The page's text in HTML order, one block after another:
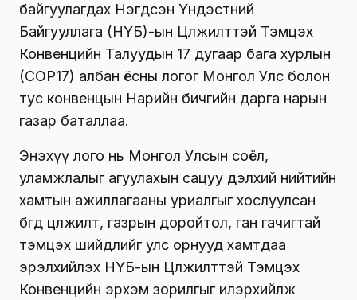
байгуулагдах Нэгдсэн Үндэстний
Байгууллага (НҮБ)-ын Цөлжилттэй Тэмцэх
Конвенцийн Талуудын 17 дугаар бага хурлын
(COP17) албан ёсны логог Монгол Улс болон
тус конвенцын Нарийн бичгийн дарга нарын
газар баталлаа.
Энэхүү лого нь Монгол Улсын соёл,
уламжлалыг агуулахын сацуу дэлхий нийтийн
хамтын ажиллагааны уриалгыг хослуулсан
бөгөөд цөлжилт, газрын доройтол, ган гачигтай
тэмцэх шийдлийг улс орнууд хамтдаа
эрэлхийлэх НҮБ-ын Цөлжилттэй Тэмцэх
Конвенцийн эрхэм зорилгыг илэрхийлж